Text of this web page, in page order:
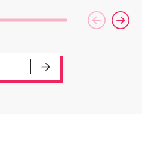
をカジュアルに走りたい
方や仕事履き、夏のお出
かけで長距離歩く方向け
ニングシューズの最新作
になります！ ・ 気にな
る方は是非、店頭に足を
ーポン配信中です★ ⁡ コ
ース終了した方、初回体
りのクーポンになります
ので、是非お試し下さい
⁡ ご予約、ご来店お待ち
しております️ #ホワイト
屋台村
━━━━
(ﾐﾘｼｬ
077)